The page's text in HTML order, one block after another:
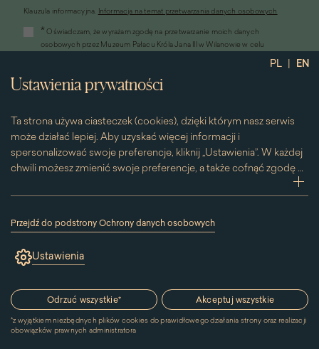
PL | EN
Ustawienia prywatności
Ta strona używa ciasteczek (cookies), dzięki którym nasz serwis
może działać lepiej. Aby uzyskać więcej informacji i
spersonalizować swoje preferencje, kliknij „Ustawienia”. W każdej
chwili możesz zmienić swoje preferencje, a także cofnąć zgodę na
używanie plików cookie. Możesz to zrobić, klikając na podstronę
„Cookies” znajdującą się w stopce.
Przesuwając suwak w prawą stronę aktywujesz zgodę na
konkretne ciasteczko. Przesuwając suwak w lewą stronę
wyłączasz taką zgodę.
Przejdź do podstrony Ochrony danych osobowych
(link
się
oknie)
Ustawienia
Odrzuć wszystkie*
*z wyjątkiem niezbędnych plików cookies do prawidłowego działania strony oraz realizacji
obowiązków prawnych administratora
Akceptuj wszystkie
Klauzula informacyjna. Informacja na temat przetwarzania danych osobowych
otworzy
się
oknie)
* Oświadczam, że wyrażam zgodę na przetwarzanie moich danych
osobowych przez Muzeum Pałacu Króla Jana III w Wilanowie w celu
Wilanowie informacji handlowych drogą elektroniczną, w tym z
Kontakt
MUZEUM PAŁACU